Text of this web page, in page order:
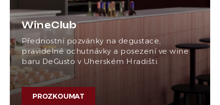
WineClub
Přednostní pozvánky na degustace,
pravidelné ochutnávky a posezení ve wine
baru DeGusto v Uherském Hradišti.
PROZKOUMAT